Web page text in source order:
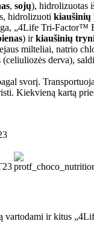
, sojų), hidrolizuotas
hidrolizuoti kiaušinių
„4Life Tri-Factor™
) irkiaušinių
milteliai, natrio
derva),
svorį.
Kiekvieną kartą
vartodami ir kitus